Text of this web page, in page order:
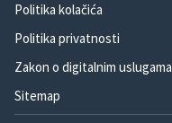
Politika kolačića
Politika privatnosti
Zakon o digitalnim uslugama
Sitemap